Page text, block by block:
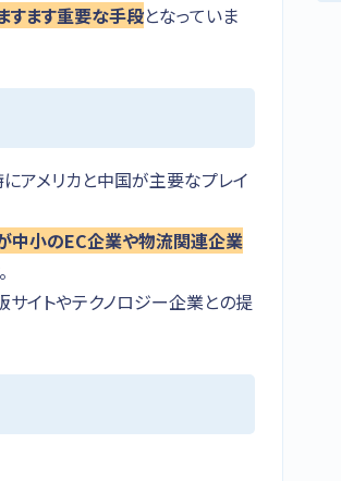
すます重要な手段となっていま
アメリカと中国が主要なプレイ
中小のEC企業や物流関連企業
イトやテクノロジー企業との提